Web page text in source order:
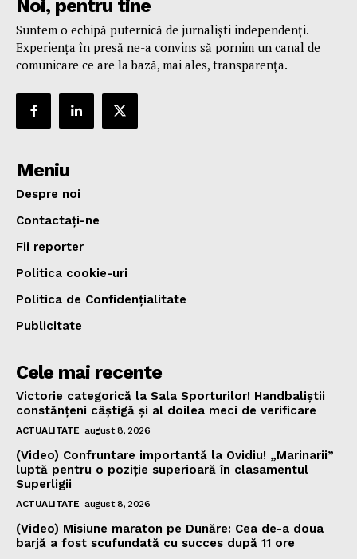
Noi, pentru tine
Suntem o echipă puternică de jurnaliști independenți.
Experiența în presă ne-a convins să pornim un canal de
comunicare ce are la bază, mai ales, transparența.
Meniu
Despre noi
Contactați-ne
Fii reporter
Politica cookie-uri
Politica de Confidențialitate
Publicitate
Cele mai recente
Victorie categorică la Sala Sporturilor! Handbaliștii
constănțeni câștigă și al doilea meci de verificare
ACTUALITATE august 8, 2026
(Video) Confruntare importantă la Ovidiu! „Marinarii”
luptă pentru o poziție superioară în clasamentul
Superligii
ACTUALITATE august 8, 2026
(Video) Misiune maraton pe Dunăre: Cea de-a doua
barjă a fost scufundată cu succes după 11 ore